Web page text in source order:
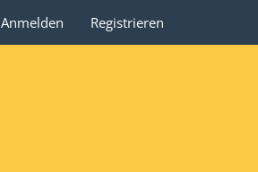
Anmelden Registrieren